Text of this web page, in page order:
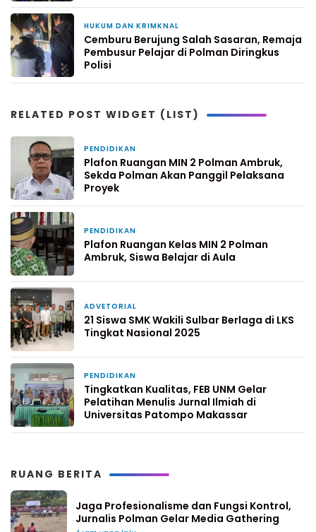
HUKUM DAN KRIMKNAL
Cemburu Berujung Salah Sasaran, Remaja
Pembusur Pelajar di Polman Diringkus
Polisi
RELATED POST WIDGET (LIST)
PENDIDIKAN
Plafon Ruangan MIN 2 Polman Ambruk,
Sekda Polman Akan Panggil Pelaksana
Proyek
PENDIDIKAN
Plafon Ruangan Kelas MIN 2 Polman
Ambruk, Siswa Belajar di Aula
ADVETORIAL
21 Siswa SMK Wakili Sulbar Berlaga di LKS
Tingkat Nasional 2025
PENDIDIKAN
Tingkatkan Kualitas, FEB UNM Gelar
Pelatihan Menulis Jurnal Ilmiah di
Universitas Patompo Makassar
RUANG BERITA
Jaga Profesionalisme dan Fungsi Kontrol,
Jurnalis Polman Gelar Media Gathering